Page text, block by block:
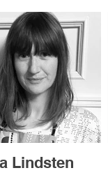
Lindsten